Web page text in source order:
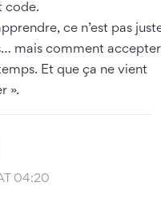
code.
ce n’est pas
mais comment accepter
Et que ça ne vient
».
04:20